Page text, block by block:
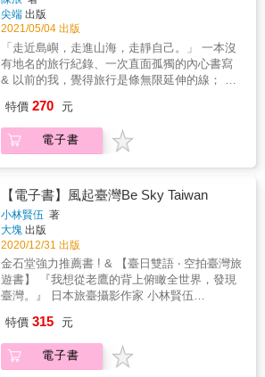
個世界因為疫情封鎖，當關乎夢想的道途都中
斷，在紛紛擾擾的生活裡，帶上所有情緒，重
新走進大自然，也通往自己的內心。 & 回顧
2020，相信「未完成」是所有人共同歷經的情
緒，「原定計畫生變」，以這樣的概念發想，
陳浪寫出了一本「未完成」的書。 & 不同於以
往以背包客視角出發敘寫旅程故事的單純旅行
家」的創作過程。刻意拿掉旅行書寫裡的部分
資訊：沒有地名、沒有景點介紹，讓這本作品
與其說是「書」，反而更像一本記錄著途中風
物及旅人心境的「札記」。使閱讀過程不僅僅
是「看」，更可以參與補足缺失的資訊，使這
本札記更完整、豐富。 & 七大章節的32篇短
文，分別紀錄在台灣不同自然環境裡的旅程。
& 有冬雨綿綿的湖泊、海岸壯闊的離島、橫越
森林的百年古道，還有荒漠裡傾頹的燈塔。透
過這些並不遙遠，卻同樣精彩的旅程，重新找
回生活失去的色彩，也拾回自己的形狀。 & 這
次，讓所有旅人決定這本作品的形狀。 它既能
是書，也能是札記，也可以什麼都不是－－只
是一個旅行作家的心情隨筆。& & ▌讓照片說
話，反思社群媒體現象 & 近年來隨著網路媒體
尖端 出版
2021/05/04 出版
「走近島嶼，走進山海，走靜自己。」 一本沒
有地名的旅行紀錄、一次直面孤獨的內心書寫
& 以前的我，覺得旅行是條無限延伸的線； 後
我逐漸明白，軌跡無法界定，更難以分類。 旅
行真正的美，原來藏在故事情節。 那些勇敢
的、脆弱的、絢爛的、平淡的片刻，都成為了
的形狀，尋找著自己的模樣。 & ▌大疫之年
後，再推新作，以「未完成」概念發想 & 當整
個世界因為疫情封鎖，當關乎夢想的道途都中
斷，在紛紛擾擾的生活裡，帶上所有情緒，重
新走進大自然，也通往自己的內心。 & 回顧
2020，相信「未完成」是所有人共同歷經的情
緒，「原定計畫生變」，以這樣的概念發想，
陳浪寫出了一本「未完成」的書。 & 不同於以
往以背包客視角出發敘寫旅程故事的單純旅行
家」的創作過程。刻意拿掉旅行書寫裡的部分
資訊：沒有地名、沒有景點介紹，讓這本作品
特價 270 元
電子書
【電子書】風起臺灣Be Sky Taiwan
小林賢伍 著
大塊 出版
2020/12/31 出版
金石堂強力推薦書 ! & 【臺日雙語 ‧ 空拍臺灣旅
遊書】 『我想從老鷹的背上俯瞰全世界，發現
臺灣。』 日本旅臺攝影作家 小林賢伍
瞰臺灣&mdash;&mdash;&mdash;&mdash; 全
臺空拍祕境&mdash;60處 小林旅行札記
&mdash;57則 部落鄒族故事&mdash;3篇 ▍ ☻
特價 315 元
電子書